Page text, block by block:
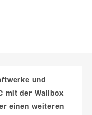
und
mit der Wallbox
einen weiteren